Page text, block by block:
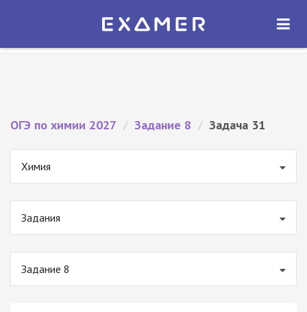
Экзамер — ЕГЭ 2027
ОТКРЫТЬ
ОГЭ по химии 2027 / Задание 8 / Задача 31
Химия
Задания
Задание 8